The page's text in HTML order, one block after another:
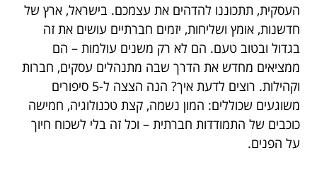
העסקית, תתכוננו להדהים את עצמכם. בישראל, ארץ של
חדשנות, אומץ ושליחות, יזמים חברתיים עושים את זה
בגדול ובטוב טעם. הם לא רק משנים עולמות – הם
ממציאים מחדש את הדרך שבה מתנהלים עסקים, חברות
וקהילות. רוצים לדעת איך? הנה הצצה ל-5 סיפורים
משוגעים שכוללים: המון נשמה, קצת טכנולוגיה, חמישה
כוכבים של התמודדות חברתית – וכל זה בלי לשכוח חיוך
על הפנים.